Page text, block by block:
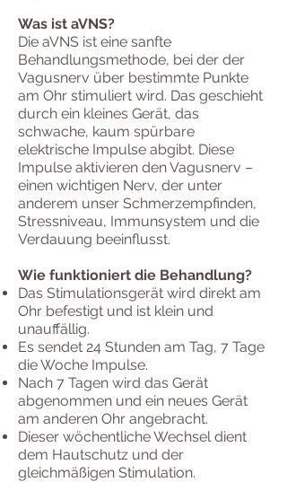
Was ist aVNS?
Die aVNS ist eine sanfte
Behandlungsmethode, bei der der
Vagusnerv über bestimmte Punkte
am Ohr stimuliert wird. Das geschieht
durch ein kleines Gerät, das
schwache, kaum spürbare
elektrische Impulse abgibt. Diese
Impulse aktivieren den Vagusnerv –
einen wichtigen Nerv, der unter
anderem unser Schmerzempfinden,
Stressniveau, Immunsystem und die
Verdauung beeinflusst.
Wie funktioniert die Behandlung?
Das Stimulationsgerät wird direkt am
Ohr befestigt und ist klein und
unauffällig.
Es sendet 24 Stunden am Tag, 7 Tage
die Woche Impulse.
Nach 7 Tagen wird das Gerät
abgenommen und ein neues Gerät
am anderen Ohr angebracht.
Dieser wöchentliche Wechsel dient
dem Hautschutz und der
gleichmäßigen Stimulation.